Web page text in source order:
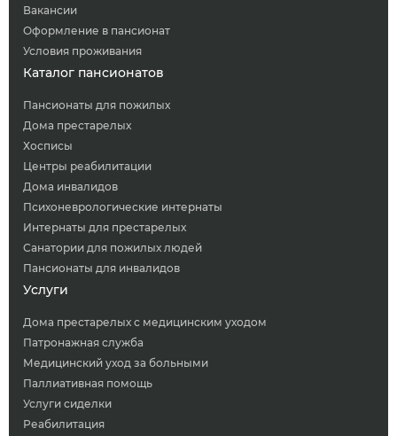
Вакансии
Оформление в пансионат
Условия проживания
Каталог пансионатов
Пансионаты для пожилых
Дома престарелых
Хосписы
Центры реабилитации
Дома инвалидов
Психоневрологические интернаты
Интернаты для престарелых
Санатории для пожилых людей
Пансионаты для инвалидов
Услуги
Дома престарелых с медицинским уходом
Патронажная служба
Медицинский уход за больными
Паллиативная помощь
Услуги сиделки
Реабилитация